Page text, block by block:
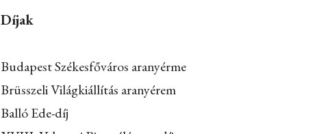
Díjak
Budapest Székesfőváros aranyérme
Brüsszeli Világkiállítás aranyérem
Balló Ede-díj